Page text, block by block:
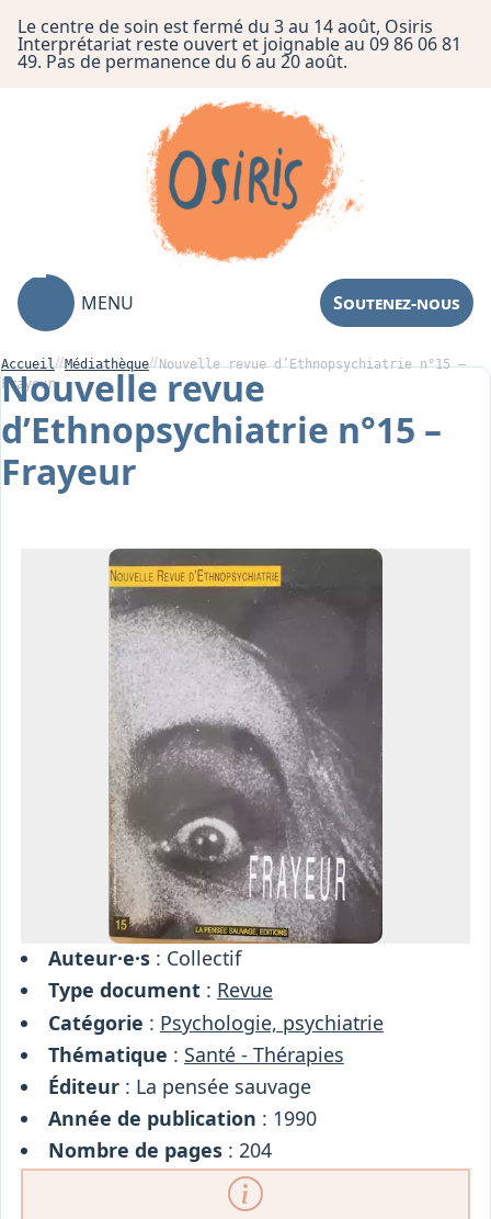
Le centre de soin est fermé du 3 au 14 août, Osiris
Interprétariat reste ouvert et joignable au 09 86 06 81
49. Pas de permanence du 6 au 20 août.
MENU Soutenez-nous
Association
Centre de Soin
Ressources
Accueil Médiathèque
Nouvelle revue d’Ethnopsychiatrie n°15 –
Frayeur
Nouvelle revue
d’Ethnopsychiatrie n°15 –
Frayeur
Auteur·e·s: Collectif
Type document: Revue
Catégorie : Psychologie, psychiatrie
Thématique : Santé - Thérapies
Éditeur: La pensée sauvage
Année de publication : 1990
Nombre de pages: 204